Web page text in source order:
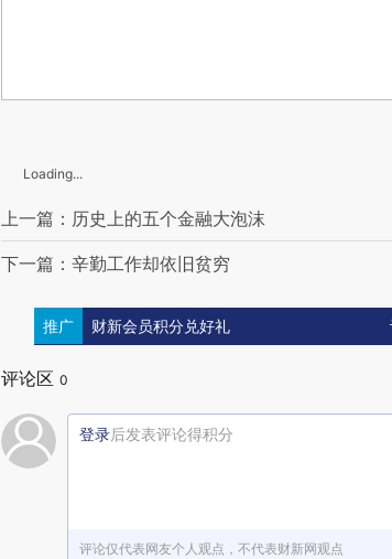
Loading...
上一篇：历史上的五个金融大泡沫
下一篇：辛勤工作却依旧贫穷
推广 财新会员积分兑好礼
评论区 0
登录后发表评论得积分
评论仅代表网友个人观点，不代表财新网观点